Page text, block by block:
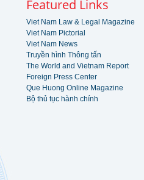
Featured Links
Viet Nam Law & Legal Magazine
Viet Nam Pictorial
Viet Nam News
Truyền hình Thông tấn
The World and Vietnam Report
Foreign Press Center
Que Huong Online Magazine
Bộ thủ tục hành chính